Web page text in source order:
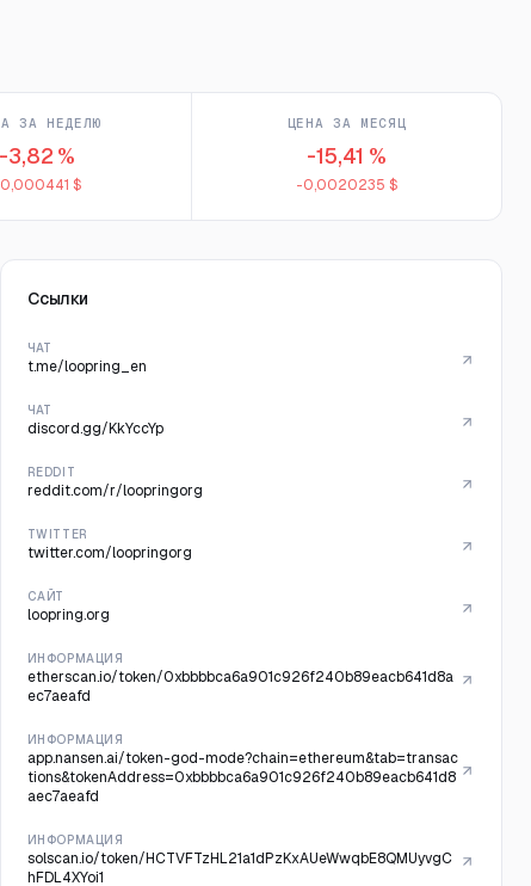
ЗА НЕДЕЛЮ
-3,82 %
$
ЦЕНА ЗА МЕСЯЦ
-15,41 %
-0,0020235 $
Ссылки
ЧАТ
t.me/loopring_en
ЧАТ
discord.gg/KkYccYp
REDDIT
reddit.com/r/loopringorg
TWITTER
twitter.com/loopringorg
САЙТ
loopring.org
ИНФОРМАЦИЯ
etherscan.io/token/0xbbbbca6a901c926f240b89eacb641d8a
ec7aeafd
ИНФОРМАЦИЯ
app.nansen.ai/token-god-mode?chain=ethereum&tab=transac
tions&tokenAddress=0xbbbbca6a901c926f240b89eacb641d8
aec7aeafd
ИНФОРМАЦИЯ
solscan.io/token/HCTVFTzHL21a1dPzKxAUeWwqbE8QMUyvgC
hFDL4XYoi1